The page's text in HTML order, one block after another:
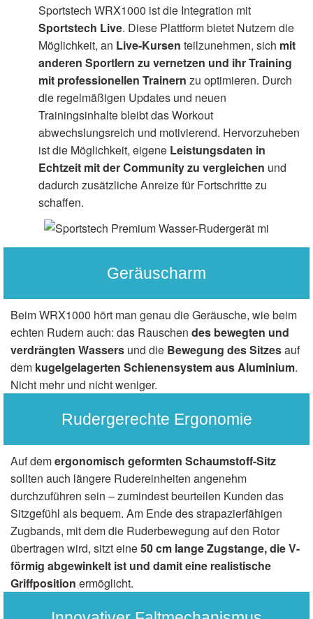
Sportstech WRX1000 ist die Integration mit
Sportstech Live. Diese Plattform bietet Nutzern die
Möglichkeit, an Live-Kursen teilzunehmen, sich mit
anderen Sportlern zu vernetzen und ihr Training
mit professionellen Trainern zu optimieren. Durch
die regelmäßigen Updates und neuen
Trainingsinhalte bleibt das Workout
abwechslungsreich und motivierend. Hervorzuheben
ist die Möglichkeit, eigene Leistungsdaten in
Echtzeit mit der Community zu vergleichen und
dadurch zusätzliche Anreize für Fortschritte zu
schaffen.
Geräuscharm
Beim WRX1000 hört man genau die Geräusche, wie beim
echten Rudern auch: das Rauschen des bewegten und
verdrängten Wassers und die Bewegung des Sitzesauf
dem kugelgelagerten Schienensystem aus Aluminium.
Nicht mehr und nicht weniger.
Rudergerechte Ergonomie
Auf demergonomisch geformten Schaumstoff-Sitz
sollten auch längere Rudereinheiten angenehm
durchzuführen sein – zumindest beurteilen Kunden das
Sitzgefühl als bequem. Am Ende des strapazierfähigen
Zugbands, mit dem die Ruderbewegung auf den Rotor
übertragen wird, sitzt eine50 cm lange Zugstange, die V-
förmig abgewinkelt ist und damit eine realistische
Griffposition ermöglicht.